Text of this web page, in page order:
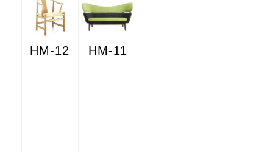
HM-12 HM-11